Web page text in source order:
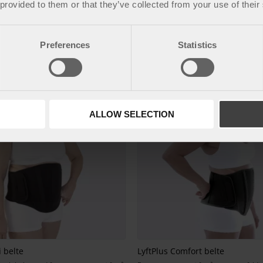
to them or that they’ve collected from your use of
Preferences Statistics
ALLOW SELECTION
effektiv støtte samt kompresjon på
Elastisk belte som gir behagelig og
belte
Lagre som favoritt
LyftPlus Comfort belte